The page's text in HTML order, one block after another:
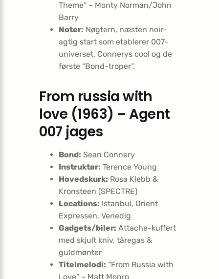
Theme” – Monty Norman/John
Barry
Noter: Nøgtern, næsten noir-
agtig start som etablerer 007-
universet, Connerys cool og de
første “Bond-troper”.
From russia with
love (1963) – Agent
007 jages
Bond: Sean Connery
Instruktør: Terence Young
Hovedskurk: Rosa Klebb &
Kronsteen (SPECTRE)
Locations: Istanbul, Orient
Expressen, Venedig
Gadgets/biler: Attache-kuffert
med skjult kniv, tåregas &
guldmønter
Titelmelodi: “From Russia with
Love” – Matt Monro